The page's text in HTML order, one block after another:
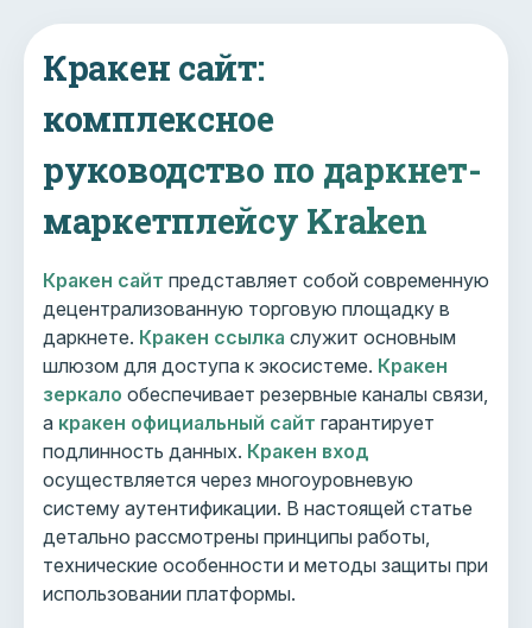
Кракен сайт:
комплексное
руководство по даркнет-
маркетплейсу Kraken
Кракен сайт представляет собой современную
децентрализованную торговую площадку в
даркнете. Кракен ссылка служит основным
шлюзом для доступа к экосистеме. Кракен
зеркало обеспечивает резервные каналы связи,
а кракен официальный сайт гарантирует
подлинность данных. Кракен вход
осуществляется через многоуровневую
систему аутентификации. В настоящей статье
детально рассмотрены принципы работы,
технические особенности и методы защиты при
использовании платформы.